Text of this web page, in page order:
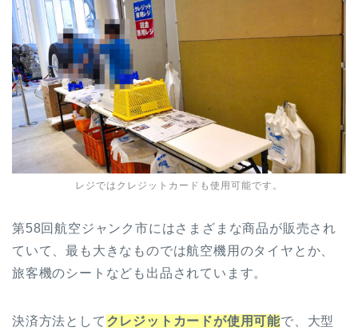
レジではクレジットカードも使用可能です。
第58回航空ジャンク市にはさまざまな商品が販売され
ていて、最も大きなものでは航空機用のタイヤとか、
旅客機のシートなども出品されています。
決済方法として クレジットカードが使用可能で、大型